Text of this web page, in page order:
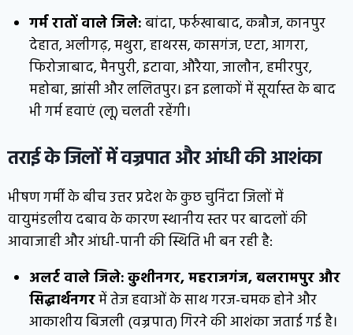
गर्म रातों वाले जिले:बांदा, फर्रुखाबाद, कन्नौज, कानपुर
देहात, अलीगढ़, मथुरा, हाथरस, कासगंज, एटा, आगरा,
फिरोजाबाद, मैनपुरी, इटावा, औरैया, जालौन, हमीरपुर,
महोबा, झांसी और ललितपुर। इन इलाकों में सूर्यास्त के बाद
भी गर्म हवाएं (लू) चलती रहेंगी।
तराई के जिलों में वज्रपात और आंधी की आशंका
भीषण गर्मी के बीच उत्तर प्रदेश के कुछ चुनिंदा जिलों में
वायुमंडलीय दबाव के कारण स्थानीय स्तर पर बादलों की
आवाजाही और आंधी-पानी की स्थिति भी बन रही है:
अलर्ट वाले जिले:कुशीनगर, महराजगंज, बलरामपुर और
सिद्धार्थनगरमें तेज हवाओं के साथ गरज-चमक होने और
आकाशीय बिजली (वज्रपात) गिरने की आशंका जताई गई है।